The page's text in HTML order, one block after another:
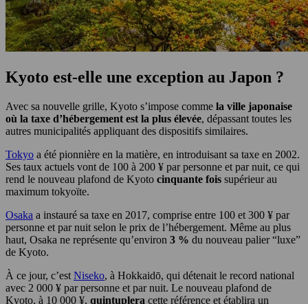
Kyoto est-elle une exception au Japon ?
Avec sa nouvelle grille, Kyoto s’impose comme la ville japonaise
où la taxe d’hébergement est la plus élevée, dépassant toutes les
autres municipalités appliquant des dispositifs similaires.
Tokyo a été pionnière en la matière, en introduisant sa taxe en 2002.
Ses taux actuels vont de 100 à 200 ¥ par personne et par nuit, ce qui
rend le nouveau plafond de Kyoto cinquante fois supérieur au
maximum tokyoïte.
Osaka a instauré sa taxe en 2017, comprise entre 100 et 300 ¥ par
personne et par nuit selon le prix de l’hébergement. Même au plus
haut, Osaka ne représente qu’environ 3 % du nouveau palier “luxe”
de Kyoto.
À ce jour, c’est Niseko, à Hokkaidō, qui détenait le record national
avec 2 000 ¥ par personne et par nuit. Le nouveau plafond de
Kyoto, à 10 000 ¥, quintuplera cette référence et établira un